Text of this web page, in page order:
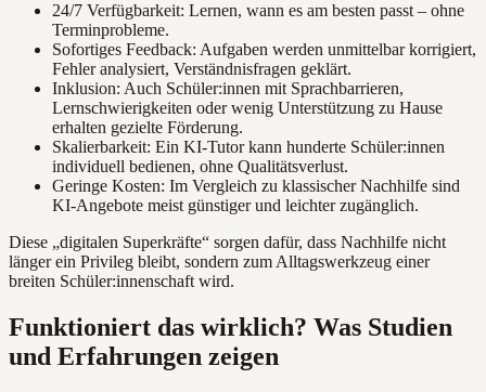
24/7 Verfügbarkeit: Lernen, wann es am besten passt – ohne
Terminprobleme.
Sofortiges Feedback: Aufgaben werden unmittelbar korrigiert,
Fehler analysiert, Verständnisfragen geklärt.
Inklusion: Auch Schüler:innen mit Sprachbarrieren,
Lernschwierigkeiten oder wenig Unterstützung zu Hause
erhalten gezielte Förderung.
Skalierbarkeit: Ein KI-Tutor kann hunderte Schüler:innen
individuell bedienen, ohne Qualitätsverlust.
Geringe Kosten: Im Vergleich zu klassischer Nachhilfe sind
KI-Angebote meist günstiger und leichter zugänglich.
Diese „digitalen Superkräfte“ sorgen dafür, dass Nachhilfe nicht
länger ein Privileg bleibt, sondern zum Alltagswerkzeug einer
breiten Schüler:innenschaft wird.
Funktioniert das wirklich? Was Studien
und Erfahrungen zeigen